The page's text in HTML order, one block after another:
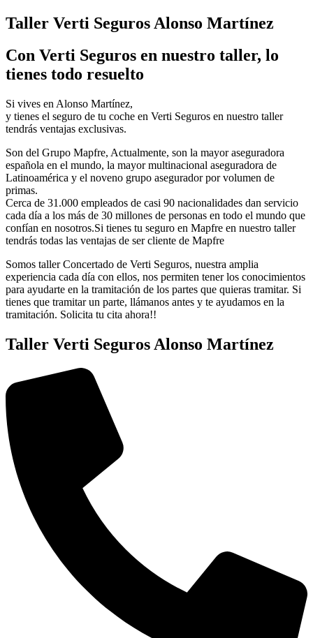
Taller Verti Seguros Alonso Martínez
Con Verti Seguros en nuestro taller, lo
tienes todo resuelto
Si vives en Alonso Martínez,
y tienes el seguro de tu coche en Verti Seguros en nuestro taller
tendrás ventajas exclusivas.
Son del Grupo Mapfre, Actualmente, son la mayor aseguradora
española en el mundo, la mayor multinacional aseguradora de
Latinoamérica y el noveno grupo asegurador por volumen de
primas.
Cerca de 31.000 empleados de casi 90 nacionalidades dan servicio
cada día a los más de 30 millones de personas en todo el mundo que
confían en nosotros.Si tienes tu seguro en Mapfre en nuestro taller
tendrás todas las ventajas de ser cliente de Mapfre
Somos taller Concertado de Verti Seguros, nuestra amplia
experiencia cada día con ellos, nos permiten tener los conocimientos
para ayudarte en la tramitación de los partes que quieras tramitar. Si
tienes que tramitar un parte, llámanos antes y te ayudamos en la
tramitación. Solicita tu cita ahora!!
Taller Verti Seguros Alonso Martínez